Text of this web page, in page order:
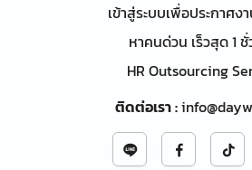
เข้าสู่ระบบเพื่อประกาศง
หาคนด่วน เร็วสุด 1 ชั่
HR Outsourcing
ติดต่อเรา: